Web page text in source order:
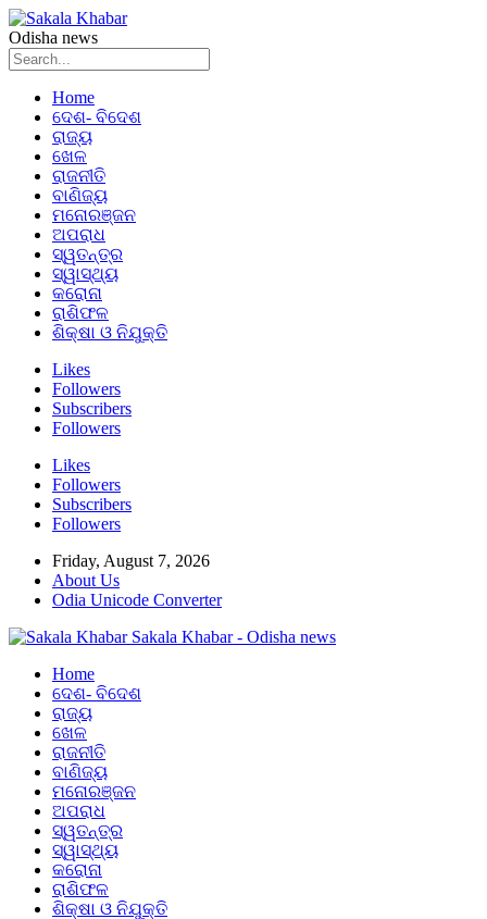
Odisha news
Home
ଦେଶ- ବିଦେଶ
ରାଜ୍ୟ
ଖେଳ
ରାଜନୀତି
ବାଣିଜ୍ୟ
ମନୋରଞ୍ଜନ
ଅପରାଧ
ସ୍ୱତନ୍ତ୍ର
ସ୍ୱାସ୍ଥ୍ୟ
କରୋନା
ରାଶିଫଳ
ଶିକ୍ଷା ଓ ନିଯୁକ୍ତି
Likes
Followers
Subscribers
Followers
Likes
Followers
Subscribers
Followers
Friday, August 7, 2026
About Us
Odia Unicode Converter
Sakala Khabar - Odisha news
Home
ଦେଶ- ବିଦେଶ
ରାଜ୍ୟ
ଖେଳ
ରାଜନୀତି
ବାଣିଜ୍ୟ
ମନୋରଞ୍ଜନ
ଅପରାଧ
ସ୍ୱତନ୍ତ୍ର
ସ୍ୱାସ୍ଥ୍ୟ
କରୋନା
ରାଶିଫଳ
ଶିକ୍ଷା ଓ ନିଯୁକ୍ତି